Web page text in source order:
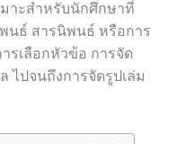
าะสำหรับนักศึกษาที่
นธ์ สารนิพนธ์ หรือการ
รเลือกหัวข้อ การจัด
ไปจนถึงการจัดรูปเล่ม